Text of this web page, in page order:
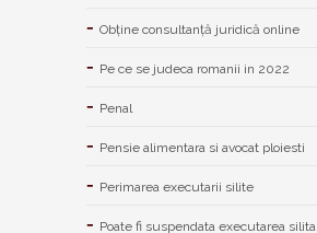
Obține consultanță juridică online
Pe ce se judeca romanii in 2022
Penal
Pensie alimentara si avocat ploiesti
Perimarea executarii silite
Poate fi suspendata executarea silita